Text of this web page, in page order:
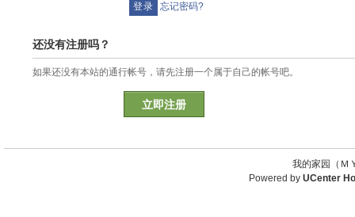
忘记密码?
还没有注册吗？
如果还没有本站的通行帐号，请先注册一个属于自己的帐号吧。
立即注册
我的家园（
Powered by UCenter